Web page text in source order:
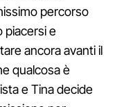
percorso
piacersi e
ancora avanti il
qualcosa è
e Tina decide